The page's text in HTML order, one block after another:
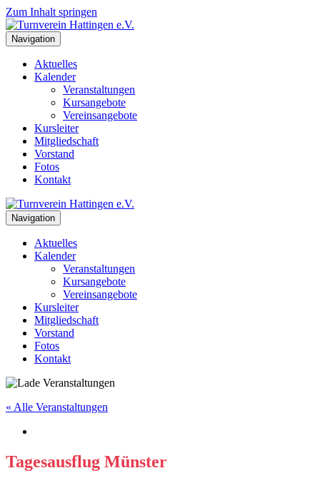
Zum Inhalt springen
Navigation
Aktuelles
Kalender
Veranstaltungen
Kursangebote
Vereinsangebote
Kursleiter
Mitgliedschaft
Vorstand
Fotos
Kontakt
Navigation
Aktuelles
Kalender
Veranstaltungen
Kursangebote
Vereinsangebote
Kursleiter
Mitgliedschaft
Vorstand
Fotos
Kontakt
« Alle Veranstaltungen
Tagesausflug Münster